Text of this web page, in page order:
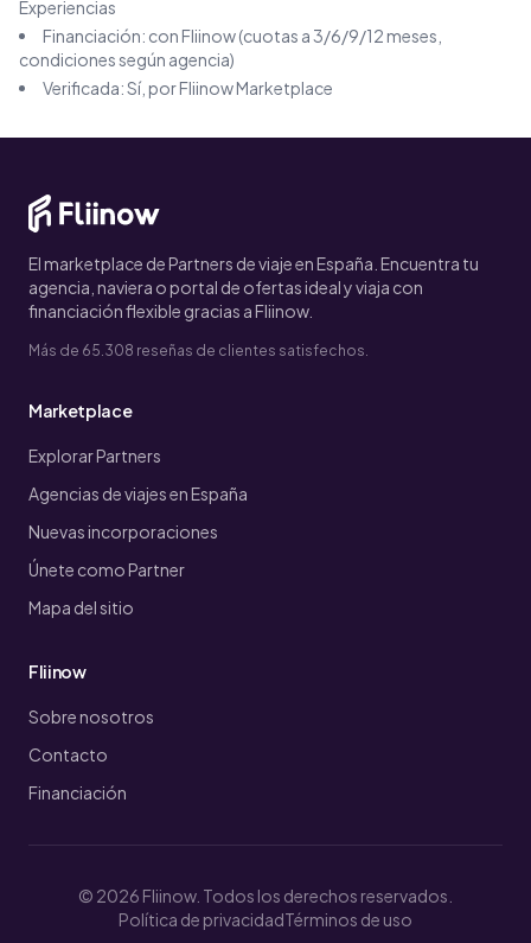
Experiencias
Financiación: con Fliinow (cuotas a 3/6/9/12 meses,
condiciones según agencia)
Verificada: Sí, por Fliinow Marketplace
El marketplace de Partners de viaje en España. Encuentra tu
agencia, naviera o portal de ofertas ideal y viaja con
financiación flexible gracias a Fliinow.
Más de 65.308 reseñas de clientes satisfechos.
Marketplace
Explorar Partners
Agencias de viajes en España
Nuevas incorporaciones
Únete como Partner
Mapa del sitio
Fliinow
Sobre nosotros
Contacto
Financiación
© 2026 Fliinow. Todos los derechos reservados.
Política de privacidadTérminos de uso